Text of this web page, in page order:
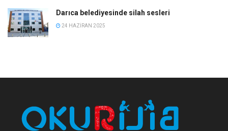
Darıca belediyesinde silah sesleri
24 HAZIRAN 2025